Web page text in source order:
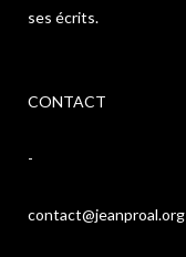
ses écrits.
CONTACT
-
contact@jeanproal.org